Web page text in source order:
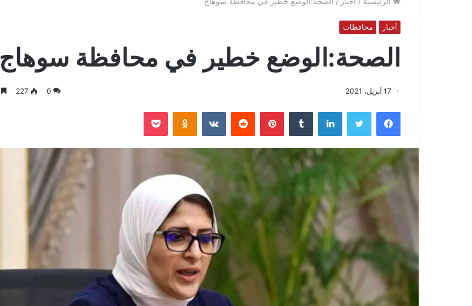
أخبار محافظات
الصحة:الوضع خطير في محافظة سوهاج
17 أبريل، 2021 0
227
فيسبوك تويتر لينكدإن بينتيريست Odnoklassniki
بوكيت